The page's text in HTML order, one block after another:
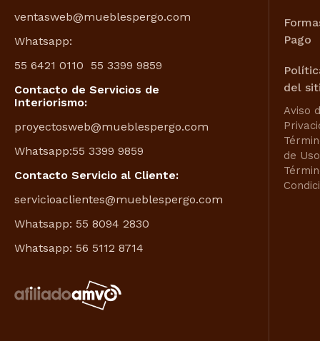
ventasweb@mueblespergo.com
Whatsapp:
55 6421 0110
55 3399 9859
Contacto de Servicios de
Interiorismo:
proyectosweb@mueblespergo.com
Whatsapp:55 3399 9859
Contacto Servicio al Cliente:
servicioaclientes@mueblespergo.com
Whatsapp: 55 8094 2830
Whatsapp: 56 5112 8714
Pago
del
Aviso
de Uso